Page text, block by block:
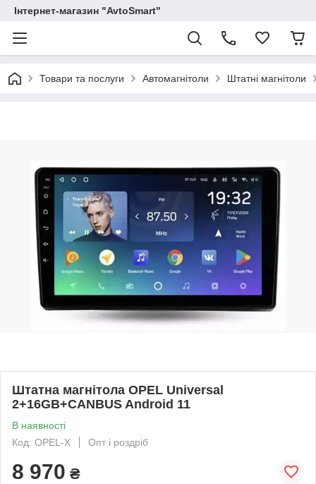
Інтернет-магазин "AvtoSmart"
Товари та послуги Автомагнітоли Штатні магнітоли
Штатна магнітола OPEL Universal
2+16GB+CANBUS Android 11
В наявності
Код: OPEL-X
Опт і роздріб
8 970 ₴